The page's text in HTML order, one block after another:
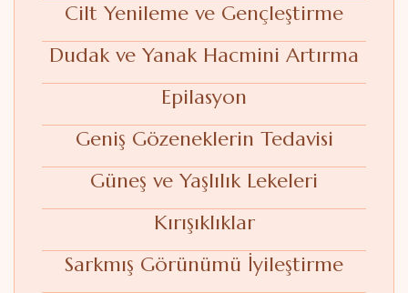
Cilt Yenileme ve Gençleştirme
Dudak ve Yanak Hacmini Artırma
Epilasyon
Geniş Gözeneklerin Tedavisi
Güneş ve Yaşlılık Lekeleri
Kırışıklıklar
Sarkmış Görünümü İyileştirme